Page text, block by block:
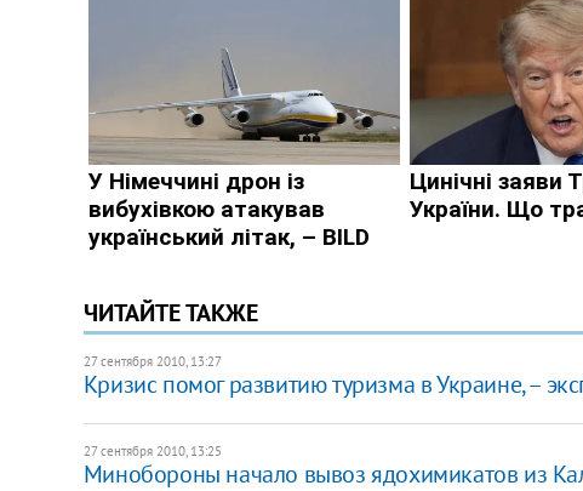
ЧИТАЙТЕ ТАКЖЕ
27 сентября 2010, 13:27
Кризис помог развитию туризма в Украине, –
27 сентября 2010, 13:25
Минобороны начало вывоз ядохимикатов из